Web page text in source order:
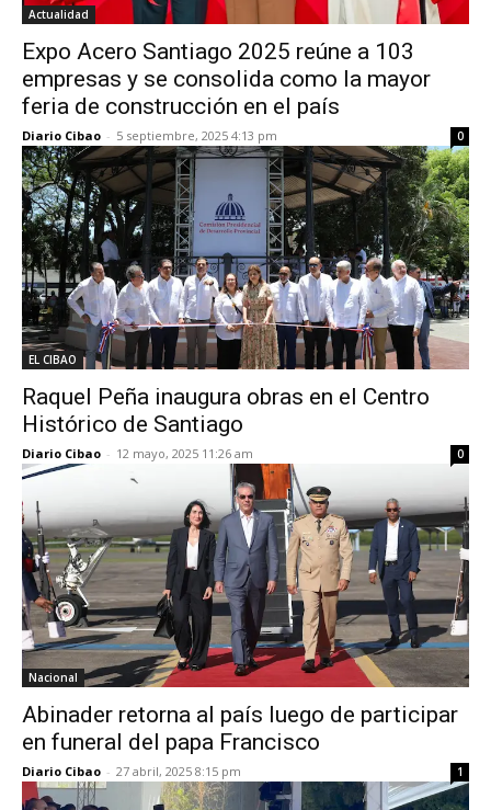
Actualidad
Expo Acero Santiago 2025 reúne a 103
empresas y se consolida como la mayor
feria de construcción en el país
Diario Cibao - 5 septiembre, 2025 4:13 pm 0
EL CIBAO
Raquel Peña inaugura obras en el Centro
Histórico de Santiago
Diario Cibao - 12 mayo, 2025 11:26 am 0
Nacional
Abinader retorna al país luego de participar
en funeral del papa Francisco
Diario Cibao - 27 abril, 2025 8:15 pm 1